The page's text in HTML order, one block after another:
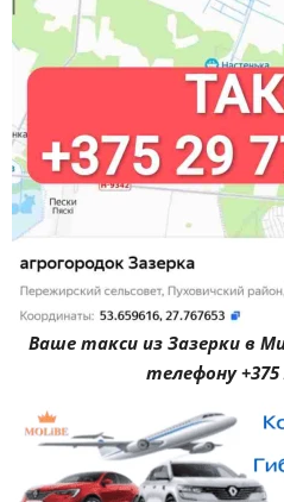
Ваше такси из Зазерки в
телефону +375